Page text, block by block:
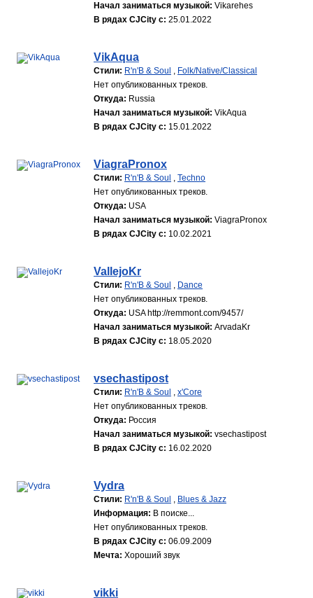
Начал заниматься музыкой: Vikarehes
В рядах CJCity с: 25.01.2022
VikAqua
Стили: R'n'B & Soul , Folk/Native/Classical
Нет опубликованных треков.
Откуда: Russia
Начал заниматься музыкой: VikAqua
В рядах CJCity с: 15.01.2022
ViagraPronox
Стили: R'n'B & Soul , Techno
Нет опубликованных треков.
Откуда: USA
Начал заниматься музыкой: ViagraPronox
В рядах CJCity с: 10.02.2021
VallejoKr
Стили: R'n'B & Soul , Dance
Нет опубликованных треков.
Откуда: USA http://remmont.com/9457/
Начал заниматься музыкой: ArvadaKr
В рядах CJCity с: 18.05.2020
vsechastipost
Стили: R'n'B & Soul , x'Core
Нет опубликованных треков.
Откуда: Россия
Начал заниматься музыкой: vsechastipost
В рядах CJCity с: 16.02.2020
Vydra
Стили: R'n'B & Soul , Blues & Jazz
Информация: В поиске...
Нет опубликованных треков.
В рядах CJCity с: 06.09.2009
Мечта: Хороший звук
vikki